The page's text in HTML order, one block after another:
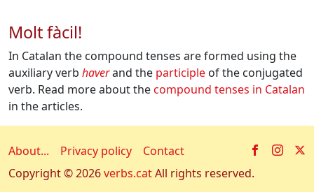
Molt fàcil!
In Catalan the compound tenses are formed using the
auxiliary verb haverand the participle of the conjugated
verb. Read more about thecompound tenses in Catalan
in the articles.
Facebook
About... Privacy policy
Contact
Copyright © 2026verbs.catAll rights reserved.